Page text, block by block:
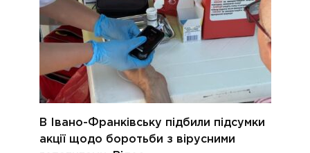
В Івано-Франківську підбили підсумки
акції щодо боротьби з вірусними